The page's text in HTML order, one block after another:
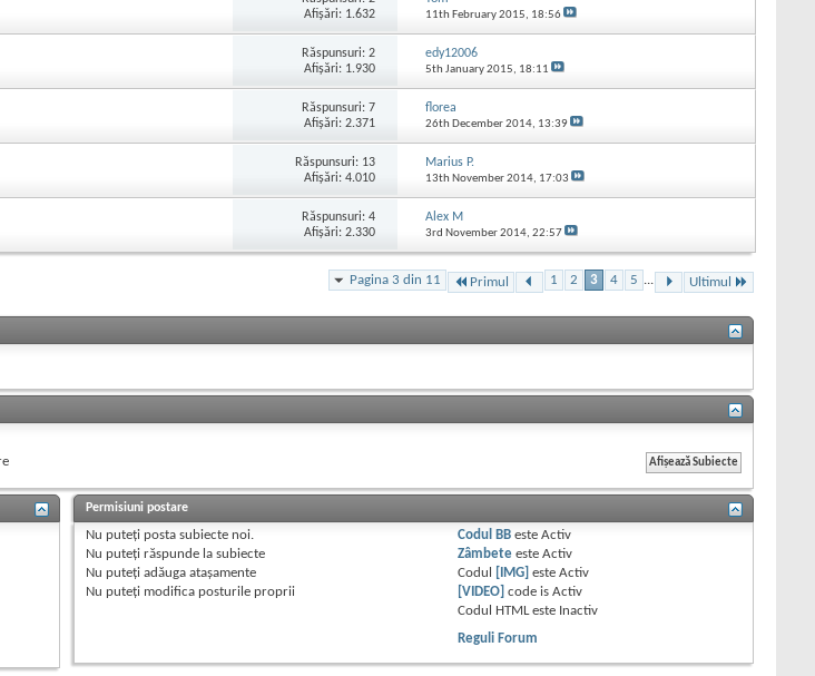
Afişări: 1.632
11th February 2015, 18:56
Răspunsuri:2
Afişări: 1.930
edy12006
5th January 2015, 18:11
Răspunsuri:7
Afişări: 2.371
florea
26th December 2014, 13:39
Răspunsuri: 13
Afişări: 4.010
Marius P.
13th November 2014, 17:03
Răspunsuri:4
Afişări: 2.330
Alex M
3rd November 2014, 22:57
Pagina 3 din 11 Primul 1 2 3 4 5 ... Ultimul
Permisiuni postare
Nu puteţi posta subiecte noi.
Nu puteţi răspunde la subiecte
Nu puteţi adăuga ataşamente
Nu puteţi modifica posturile proprii
Codul BB esteActiv
Zâmbete esteActiv
Codul
[IMG] esteActiv
[VIDEO] code isActiv
Codul HTML este Inactiv
Reguli Forum